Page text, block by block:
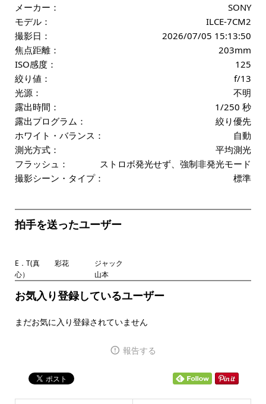
メーカー：
SONY
モデル：
ILCE-7CM2
撮影日：
2026/07/05 15:13:50
焦点距離：
203mm
ISO感度：
125
絞り値：
f/13
光源：
不明
露出時間：
1/250 秒
露出プログラム：
絞り優先
ホワイト・バランス：
自動
測光方式：
平均測光
フラッシュ：
ストロボ発光せず、強制非発光モード
撮影シーン・タイプ：
標準
拍手を送ったユーザー
E．T(真
心）
彩花
ジャック
山本
お気入り登録しているユーザー
まだお気に入り登録されていません
報告する